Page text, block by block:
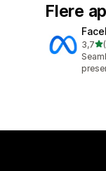
Flere
3,7av